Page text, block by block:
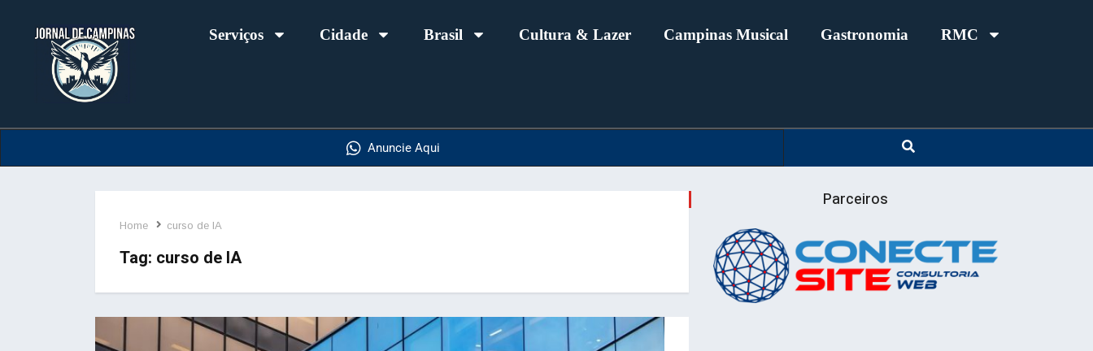
Serviços Cidade Brasil Cultura & Lazer Campinas Musical Gastronomia RMC
Anuncie Aqui
Home curso de IA
Tag: curso de IA
Parceiros